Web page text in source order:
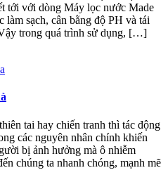
tới với dòng Máy lọc nước Made
sạch, cân bằng độ PH và tái
trong quá trình sử dụng, […]
tai hay chiến tranh thì tác động
các nguyên nhân chính khiến
bị ảnh hưởng mà ô nhiễm
chúng ta nhanh chóng, mạnh mẽ